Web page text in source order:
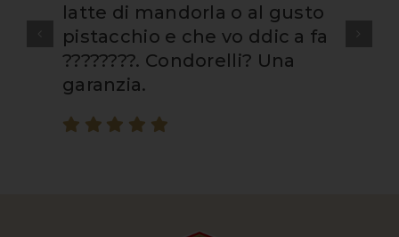
latte di mandorla o al gusto
pistacchio e che vo ddic a fa
????????. Condorelli? Una
garanzia.